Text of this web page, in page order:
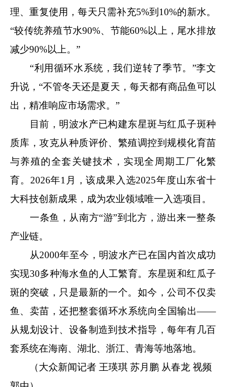
理、重复使用，每天只需补充5%到10%的新水。
“较传统养殖节水90%、节能60%以上，尾水排放
减少90%以上。”
“利用循环水系统，我们逆转了季节。”李文
升说，“不管冬天还是夏天，每天都有商品鱼可以
出，精准响应市场需求。”
目前，明波水产已构建东星斑与红瓜子斑种
质库，攻克从种质评价、繁殖调控到规模化育苗
与养殖的全套关键技术，实现全周期工厂化繁
育。2026年1月，该成果入选2025年度山东省十
大科技创新成果，成为农业领域唯一入选项目。
一条鱼，从南方“游”到北方，游出来一整条
产业链。
从2000年至今，明波水产已在国内首次成功
实现30多种海水鱼的人工繁育。东星斑和红瓜子
斑的突破，只是最新的一个。如今，公司不仅卖
鱼、卖苗，还把整套循环水系统向全国输出——
从规划设计、设备制造到技术指导，每年有几百
套系统在海南、湖北、浙江、青海等地落地。
（大众新闻记者 王瑛琪 苏月鹏 从春龙 视频